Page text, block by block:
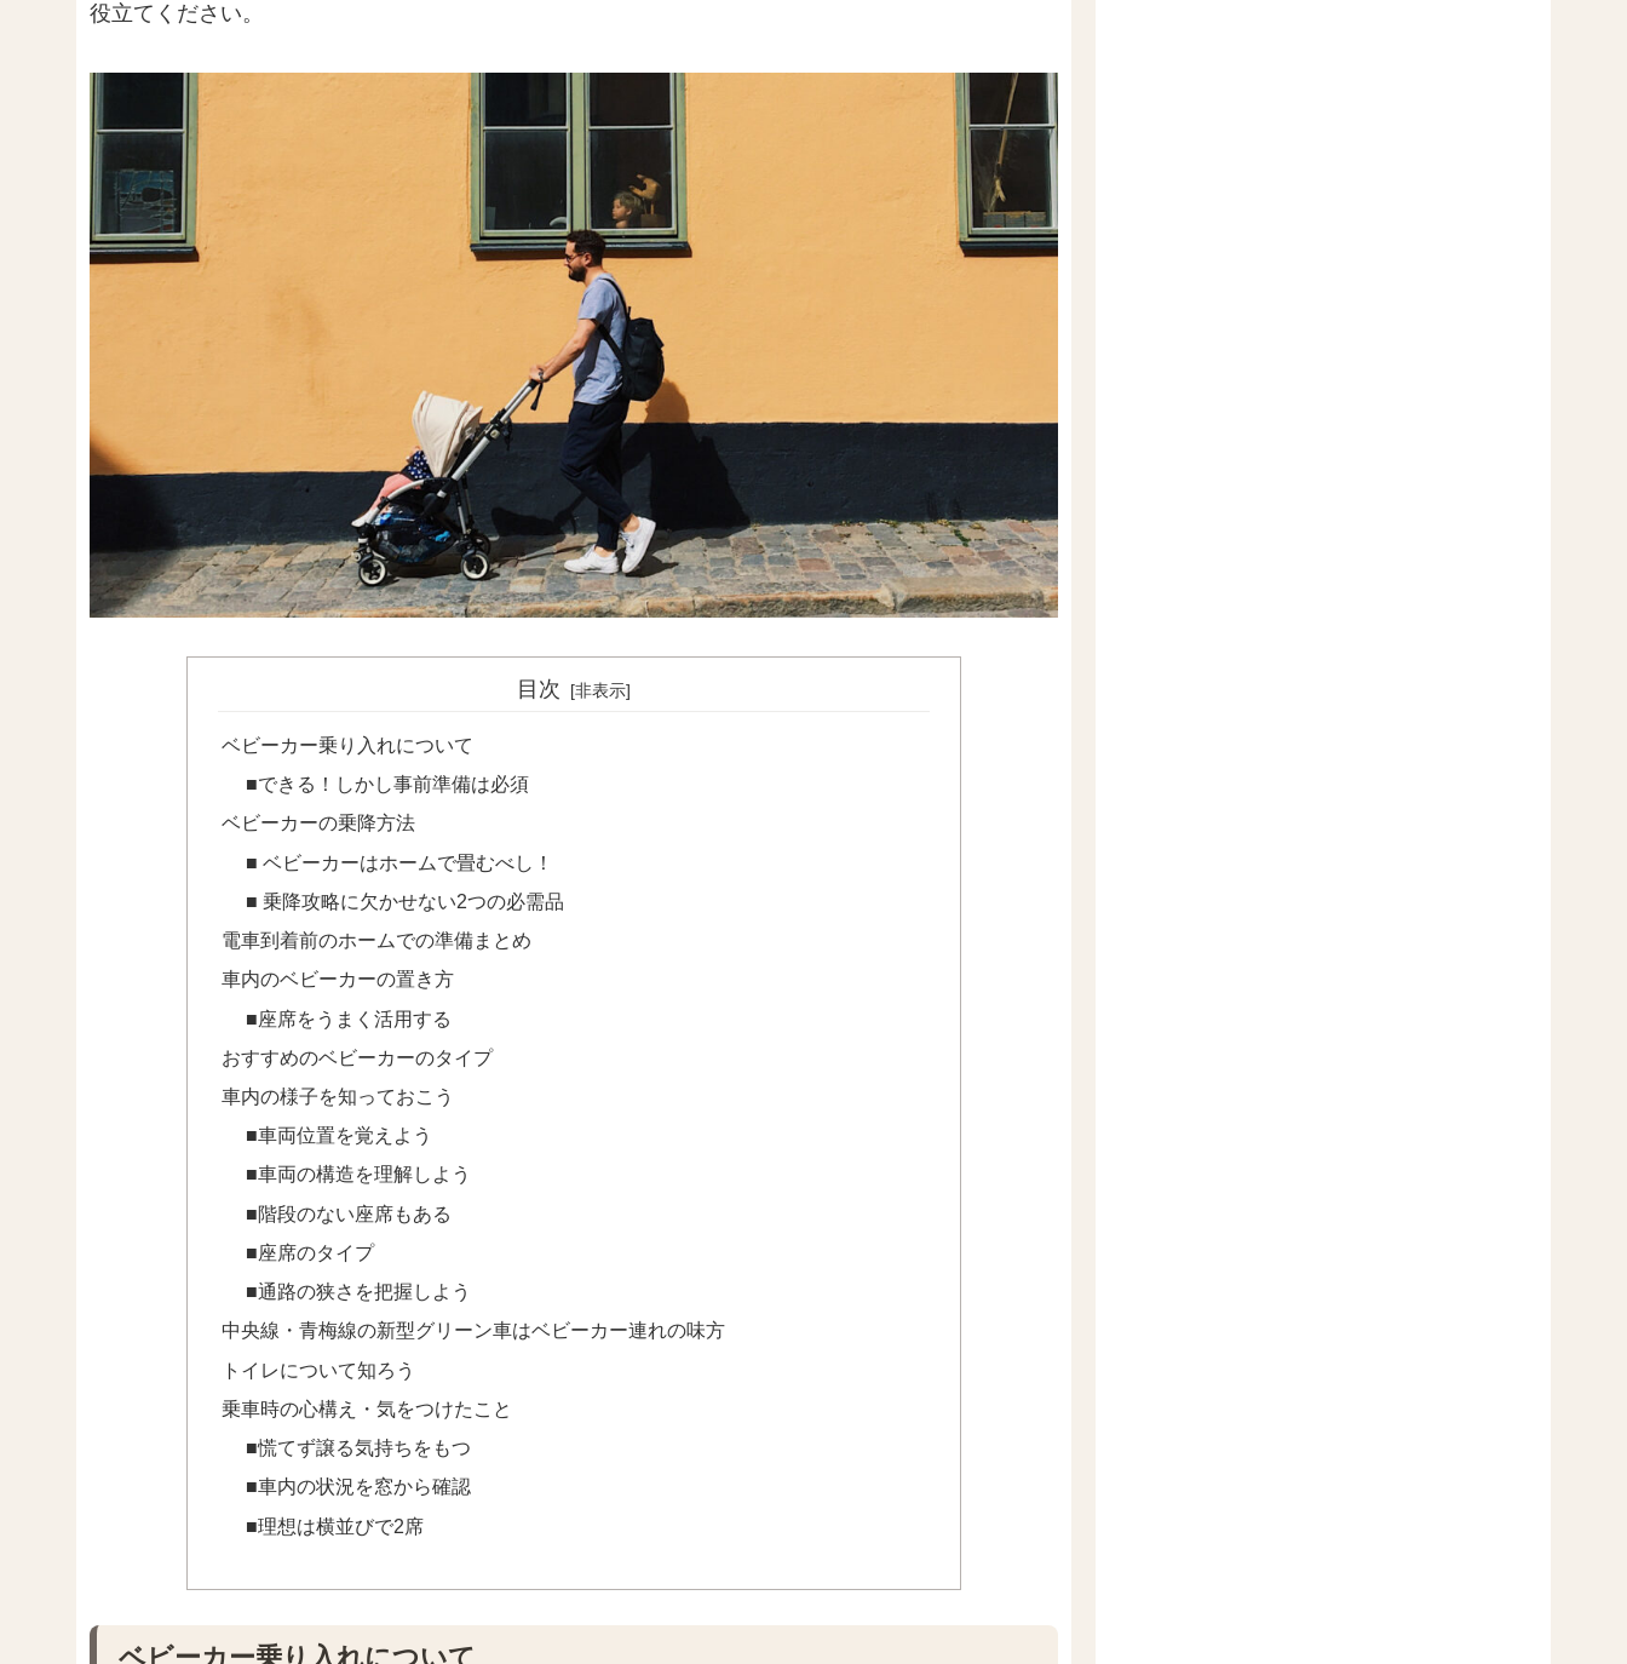
役立てください。
目次
ベビーカー乗り入れについて
■できる！しかし事前準備は必須
ベビーカーの乗降方法
■ ベビーカーはホームで畳むべし！
■ 乗降攻略に欠かせない2つの必需品
電車到着前のホームでの準備まとめ
車内のベビーカーの置き方
■座席をうまく活用する
おすすめのベビーカーのタイプ
車内の様子を知っておこう
■車両位置を覚えよう
■車両の構造を理解しよう
■階段のない座席もある
■座席のタイプ
■通路の狭さを把握しよう
中央線・青梅線の新型グリーン車はベビーカー連れの味方
トイレについて知ろう
乗車時の心構え・気をつけたこと
■慌てず譲る気持ちをもつ
■車内の状況を窓から確認
■理想は横並びで2席
ベビーカー乗り入れについて